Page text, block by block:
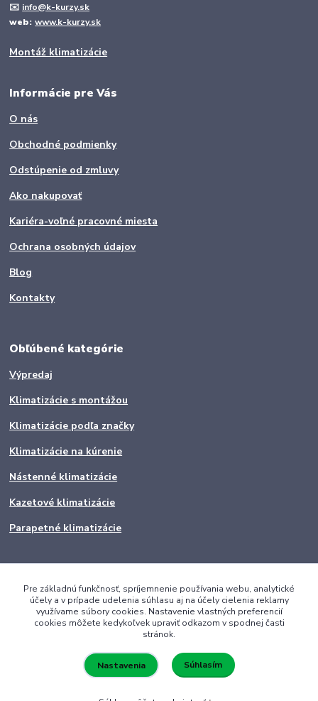
✉️ info@k-kurzy.sk
web:www.k-kurzy.sk
Montáž klimatizácie
Informácie pre Vás
O nás
Obchodné podmienky
Odstúpenie od zmluvy
Ako nakupovať
Kariéra-voľné pracovné miesta
Ochrana osobných údajov
Blog
Kontakty
Obľúbené kategórie
Výpredaj
Klimatizácie s montážou
Klimatizácie podľa značky
Klimatizácie na kúrenie
Nástenné klimatizácie
Kazetové klimatizácie
Parapetné klimatizácie
Pre základnú funkčnosť, spríjemnenie používania webu, analytické
účely a v prípade udelenia súhlasu aj na účely cielenia reklamy
využívame súbory cookies. Nastavenie vlastných preferencií
cookies môžete kedykoľvek upraviť odkazom v spodnej časti
stránok.
Nastavenia Súhlasím